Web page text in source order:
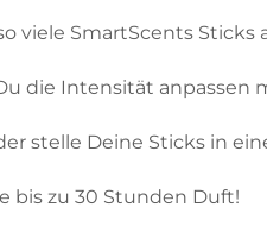
viele SmartScents Sticks
die Intensität anpassen
stelle Deine Sticks in
bis zu 30 Stunden Duft!